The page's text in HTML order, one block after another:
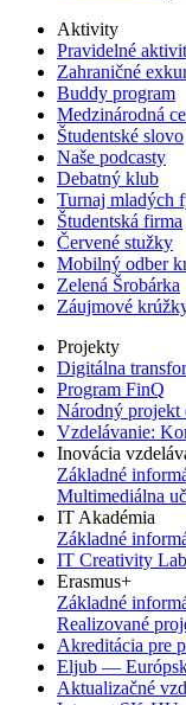
Aktivity
Pravidelné
Zahraničné
Buddy program
Medzinárodná
Študentské slovo
Naše podcasty
Debatný klub
Turnaj mladých
Študentská firma
Červené stužky
Mobilný odber
Zelená Šrobárka
Záujmové
Projekty
Digitálna
Program FinQ
Národný projekt
Vzdelávanie:
Inovácia
Základné
Multimediálna
IT Akadémia
Základné
IT Creativity
Erasmus+
Základné
Realizované
Akreditácia pre
Eljub —
Aktualizačné